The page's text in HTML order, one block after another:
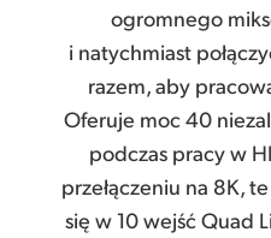
ogromnego
i natychmiast
razem, aby
Oferuje moc 40
podczas pracy w
przełączeniu na 8K,
się w 10 wejść Quad